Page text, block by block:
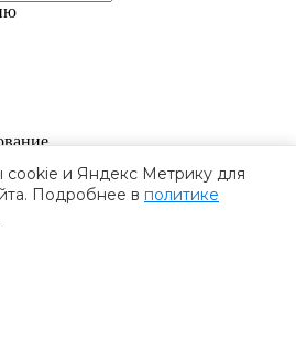
cookie и Яндекс Метрику для
Подробнее в политике